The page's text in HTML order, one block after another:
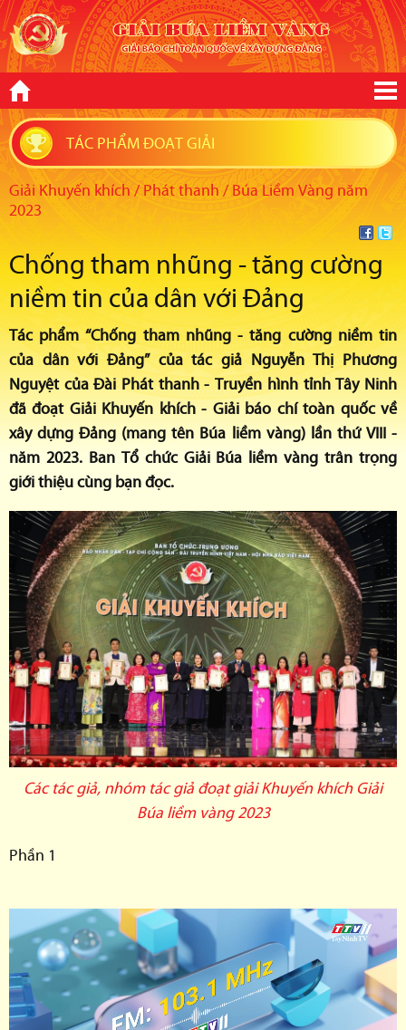
TÁC PHẨM ĐOẠT GIẢI
Giải Khuyến khích / Phát thanh / Búa Liềm Vàng năm
2023
Chống tham nhũng - tăng cường
niềm tin của dân với Đảng
Tác phẩm “Chống tham nhũng - tăng cường niềm tin
của dân với Đảng” của tác giả Nguyễn Thị Phương
Nguyệt của Đài Phát thanh - Truyền hình tỉnh Tây Ninh
đã đoạt Giải Khuyến khích - Giải báo chí toàn quốc về
xây dựng Đảng (mang tên Búa liềm vàng) lần thứ VIII -
năm 2023. Ban Tổ chức Giải Búa liềm vàng trân trọng
giới thiệu cùng bạn đọc.
Các tác giả, nhóm tác giả đoạt giải Khuyến khích Giải
Búa liềm vàng 2023
Phần 1